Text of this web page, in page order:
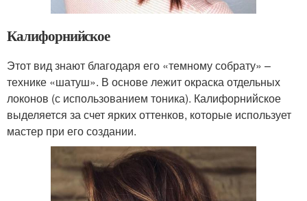
Калифорнийское
Этот вид знают благодаря его «темному собрату» –
технике «шатуш». В основе лежит окраска отдельных
локонов (с использованием тоника). Калифорнийское
выделяется за счет ярких оттенков, которые использует
мастер при его создании.